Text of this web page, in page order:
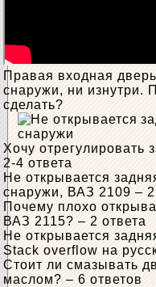
Правая входная
снаружи, ни изнутри.
сделать?
Хочу
2-4 ответа
Не открывается
снаружи, ВАЗ 2109 – 2
Почему плохо
ВАЗ 2115? – 2 ответа
Не открывается
Stack overflow на
Стоит ли смазывать
маслом? – 6 ответов